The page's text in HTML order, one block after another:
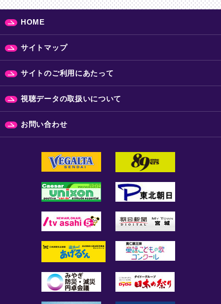
HOME
サイトマップ
サイトのご利用にあたって
視聴データの取扱いについて
お問い合わせ